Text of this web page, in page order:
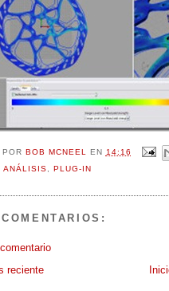
BOB MCNEEL EN 14:16
ANÁLISIS PLUG-IN
reciente